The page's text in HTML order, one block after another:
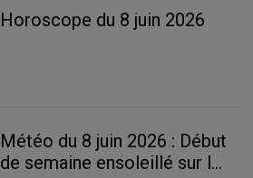
Horoscope du 8 juin 2026
Météo du 8 juin 2026 : Début
de semaine ensoleillé sur le